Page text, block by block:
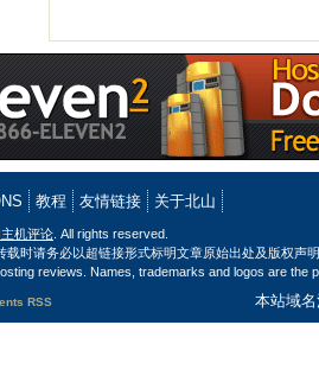
教程 友情链接 关于北山
机评论 . All rights reserved.
载时请务必以超链接形式标明文章原始出处及版权声
reviews. Names, trademarks and logos are
RSS 本站域